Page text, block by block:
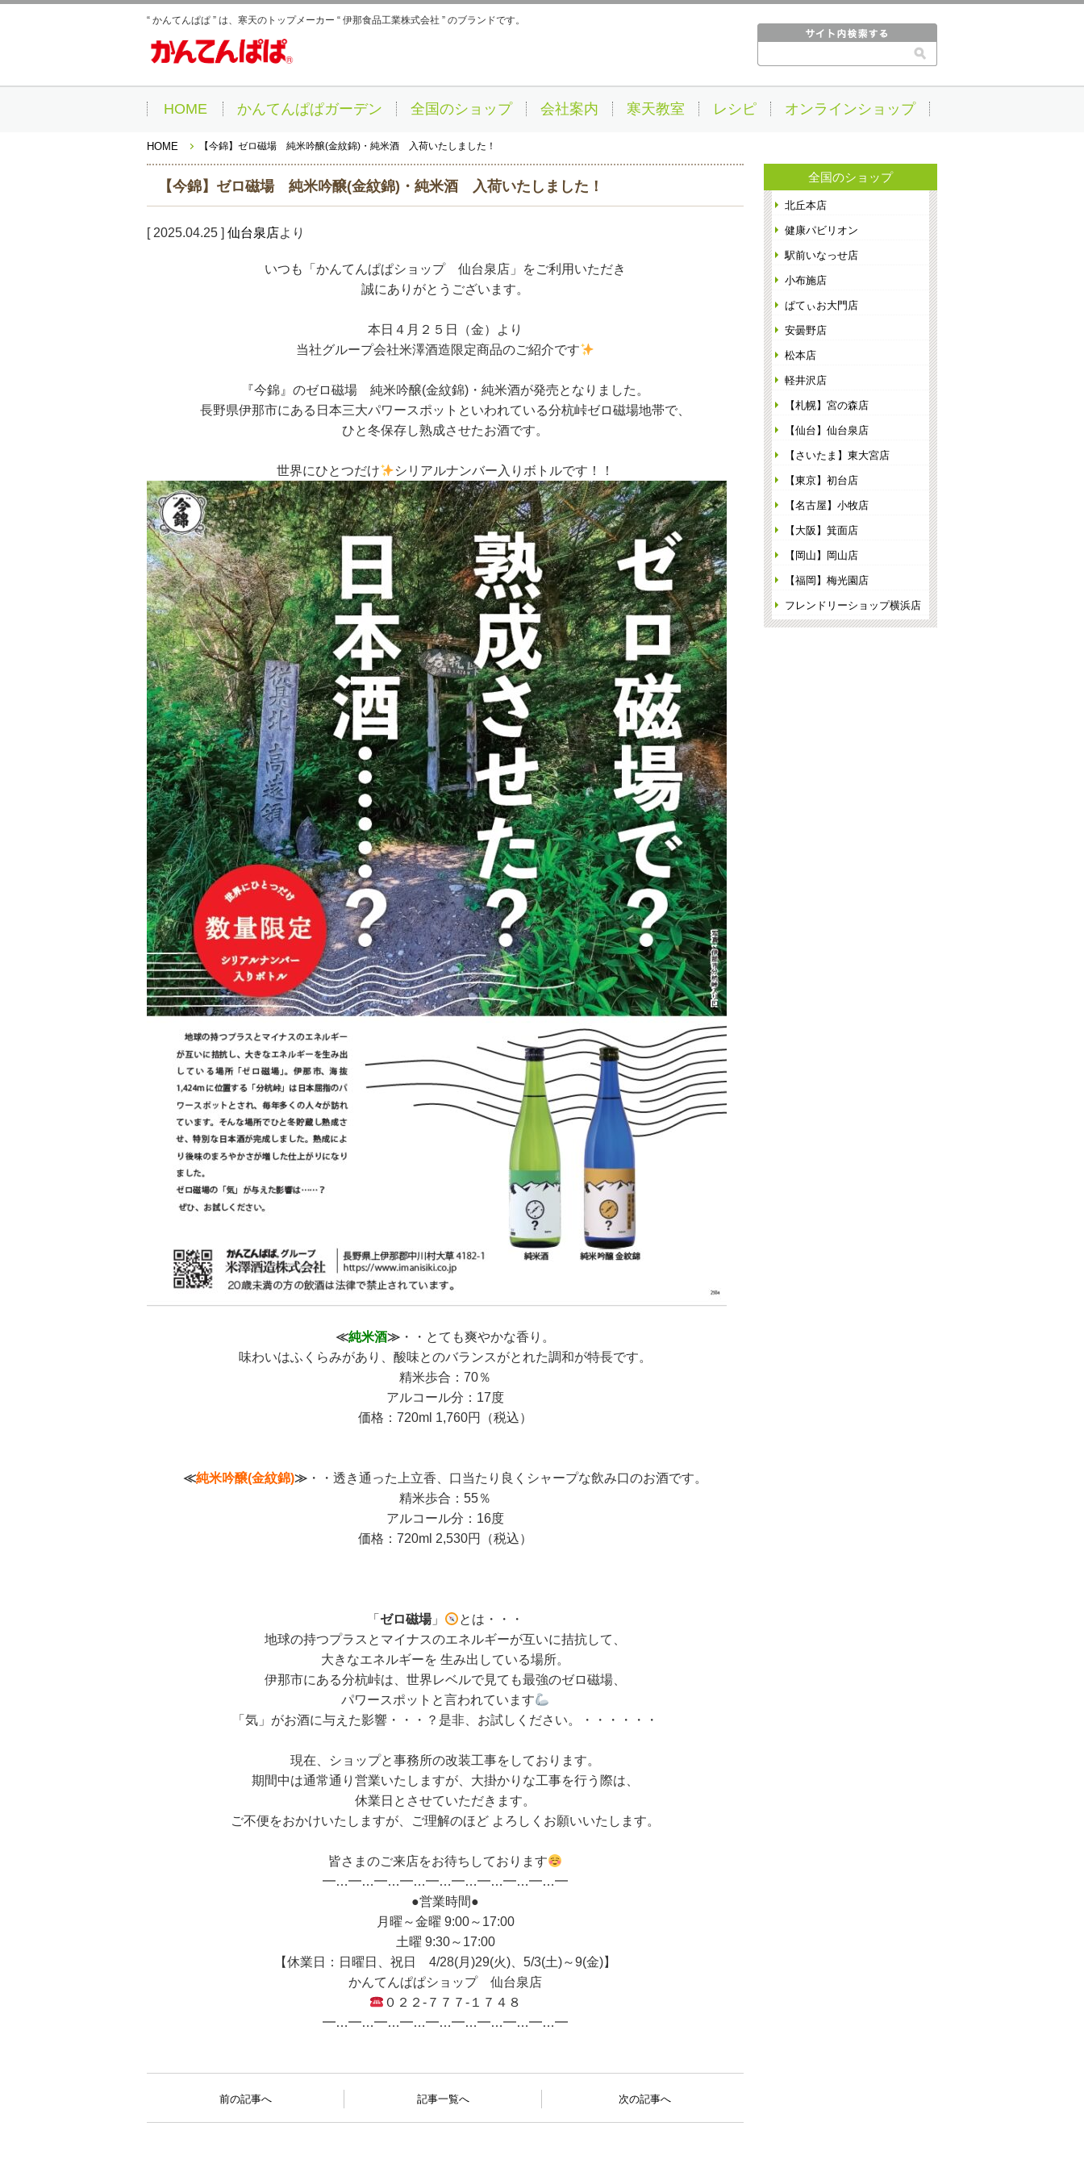
“ かんてんぱぱ ” は、寒天のトップメーカー “ 伊那食品工業株式会社 ” のブランドです。
HOME かんてんぱぱガーデン 全国のショップ 会社案内 寒天教室 レシピ オンラインショップ
HOME 【今錦】ゼロ磁場 純米吟醸(金紋錦)・純米酒 入荷いたしました！
【今錦】ゼロ磁場 純米吟醸(金紋錦)・純米酒 入荷いたしました！
[ 2025.04.25 ] 仙台泉店より
いつも「かんてんぱぱショップ 仙台泉店」をご利用いただき
誠にありがとうございます。
本日４月２５日（金）より
当社グループ会社米澤酒造限定商品のご紹介です
『今錦』のゼロ磁場 純米吟醸(金紋錦)・純米酒が発売となりました。
長野県伊那市にある日本三大パワースポットといわれている分杭峠ゼロ磁場地帯で、
ひと冬保存し熟成させたお酒です。
世界にひとつだけ シリアルナンバー入りボトルです！！
≪純米酒≫ ・・とても爽やかな香り。
味わいはふくらみがあり、酸味とのバランスがとれた調和が特長です。
精米歩合：70％
アルコール分：17度
価格：720ml 1,760円（税込）
≪純米吟醸(金紋錦)≫ ・・透き通った上立香、口当たり良くシャープな飲み口のお酒です。
精米歩合：55％
アルコール分：16度
価格：720ml 2,530円（税込）
「 ゼロ磁場」
とは・・・
地球の持つプラスとマイナスのエネルギーが互いに拮抗して、
大きなエネルギーを 生み出している場所。
伊那市にある分杭峠は、世界レベルで見ても最強のゼロ磁場、
パワースポットと言われています
「気」がお酒に与えた影響・・・？是非、お試しください。・・・・・・
現在、ショップと事務所の改装工事をしております。
期間中は通常通り営業いたしますが、大掛かりな工事を行う際は、
休業日とさせていただきます。
ご不便をおかけいたしますが、ご理解のほど よろしくお願いいたします。
皆さまのご来店をお待ちしております
━…━…━…━…━…━…━…━…━…━
●営業時間●
月曜～金曜 9:00～17:00
土曜 9:30～17:00
【休業日：日曜日、祝日 4/28(月)29(火)、5/3(土)～9(金)】
かんてんぱぱショップ 仙台泉店
０２２-７７７-１７４８
━…━…━…━…━…━…━…━…━…━
前の記事へ 記事一覧へ 次の記事へ
全国のショップ
北丘本店
健康パビリオン
駅前いなっせ店
小布施店
ぱてぃお大門店
安曇野店
松本店
軽井沢店
【札幌】宮の森店
【仙台】仙台泉店
【さいたま】東大宮店
【東京】初台店
【名古屋】小牧店
【大阪】箕面店
【岡山】岡山店
【福岡】梅光園店
フレンドリーショップ横浜店